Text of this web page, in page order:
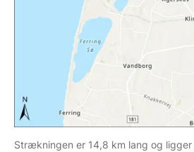
Strækningen er 14,8 km lang og ligger